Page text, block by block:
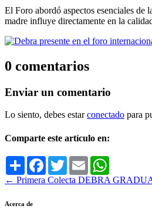
El Foro abordó aspectos esenciales
madre influye directamente en la
0 comentarios
Enviar un comentario
Lo siento, debes estarconectado para
Comparte este artículo en:
CompartirFacebook
TwitterEmail
← Primera Colecta DEBRA
Acerca de